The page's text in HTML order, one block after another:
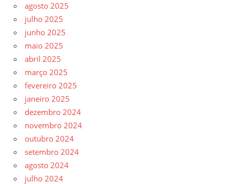
agosto 2025
julho 2025
junho 2025
maio 2025
abril 2025
março 2025
fevereiro 2025
janeiro 2025
dezembro 2024
novembro 2024
outubro 2024
setembro 2024
agosto 2024
julho 2024